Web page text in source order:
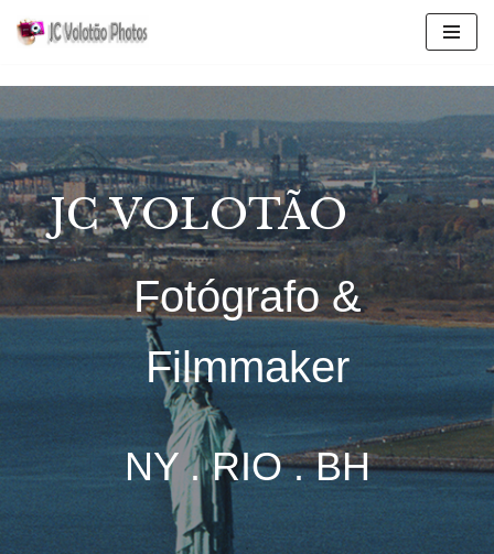
para
conteúdo
JC VOLOTÃO
Fotógrafo &
Filmmaker
NY . RIO . BH
.